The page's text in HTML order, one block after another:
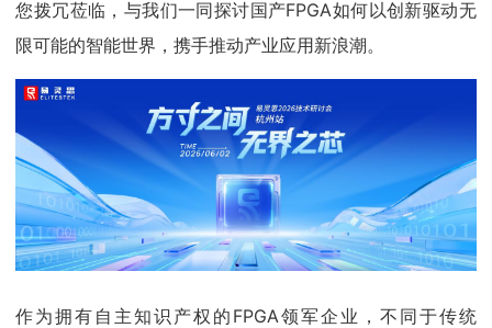
您拨冗莅临，与我们一同探讨国产FPGA如何以创新驱动无
限可能的智能世界，携手推动产业应用新浪潮。
作为拥有自主知识产权的FPGA领军企业，不同于传统